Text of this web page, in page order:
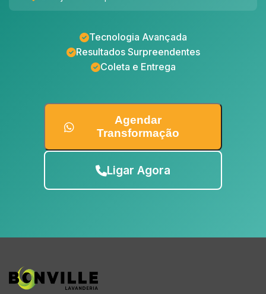
Tecnologia Avançada
Resultados Surpreendentes
Coleta e Entrega
Agendar
Transformação
Ligar Agora